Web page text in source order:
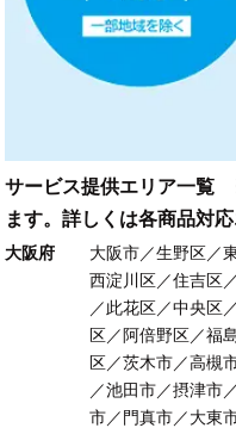
サービス提供エリア一覧
ます。詳しくは各商品対
大阪府
大阪市／生野区／
西淀川区／住吉区
／此花区／中央区
区／阿倍野区／福
区／茨木市／高槻
／池田市／摂津市
市／門真市／大東